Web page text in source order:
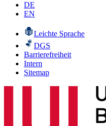
DE
EN
Leichte Sprache
DGS
Barrierefreiheit
Intern
Sitemap